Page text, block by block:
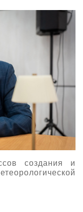
создания и